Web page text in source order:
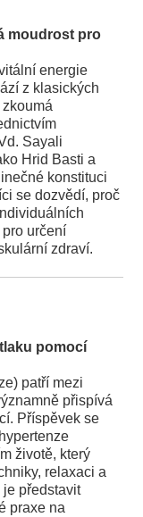
moudrost pro
energie
z klasických
Sayali
Hrid Basti a
konstituci
se dozvědí, proč
určení
zdraví.
pomocí
patří mezi
přispívá
Příspěvek se
životě, který
relaxaci a
představit
praxe na